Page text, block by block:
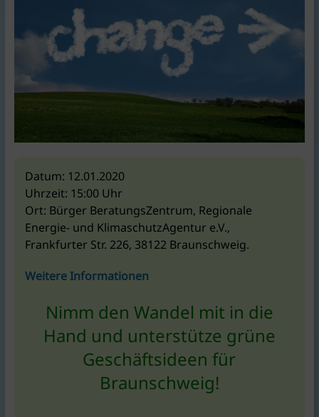
Beratung
rund
|
Bauen,
Energie,
Umwelt,
Mobilität,
Ernährung,
Datum: 12.01.2020
Uhrzeit: 15:00 Uhr
Ort: Bürger BeratungsZentrum, Regionale
Energie- und KlimaschutzAgentur e.V.,
Frankfurter Str. 226, 38122 Braunschweig.
Weitere Informationen
Nimm den Wandel mit in die
Hand und unterstütze grüne
Geschäftsideen für
Braunschweig!